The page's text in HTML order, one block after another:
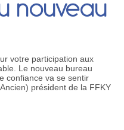
nouveau
votre participation aux
Le nouveau bureau
confiance va se sentir
président de la FFKY